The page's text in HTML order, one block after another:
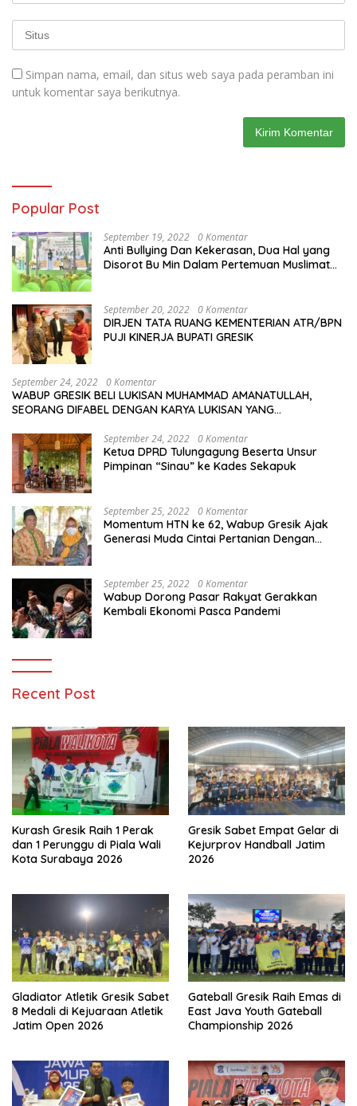
Simpan nama, email, dan situs web saya pada peramban ini
untuk komentar saya berikutnya.
Popular Post
September 19, 2022 0 Komentar
Anti Bullying Dan Kekerasan, Dua Hal yang
Disorot Bu Min Dalam Pertemuan Muslimat
September 20, 2022 0 Komentar
DIRJEN TATA RUANG KEMENTERIAN ATR/BPN
PUJI KINERJA BUPATI GRESIK
September 24, 2022 0 Komentar
WABUP GRESIK BELI LUKISAN MUHAMMAD AMANATULLAH,
SEORANG DIFABEL DENGAN KARYA LUKISAN YANG
September 24, 2022 0 Komentar
Ketua DPRD Tulungagung Beserta Unsur
Pimpinan “Sinau” ke Kades Sekapuk
September 25, 2022 0 Komentar
Momentum HTN ke 62, Wabup Gresik Ajak
Generasi Muda Cintai Pertanian Dengan
September 25, 2022 0 Komentar
Wabup Dorong Pasar Rakyat Gerakkan
Kembali Ekonomi Pasca Pandemi
Recent Post
Kurash Gresik Raih 1 Perak
dan 1 Perunggu di Piala Wali
Kota Surabaya 2026
Gresik Sabet Empat Gelar di
Kejurprov Handball Jatim
2026
Gladiator Atletik Gresik Sabet
8 Medali di Kejuaraan Atletik
Jatim Open 2026
Gateball Gresik Raih Emas di
East Java Youth Gateball
Championship 2026